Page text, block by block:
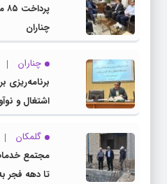
چناران
چناران
برنامه‌ریزی
اشتغال و
گلمکان
مجتمع
تا دهه فجر